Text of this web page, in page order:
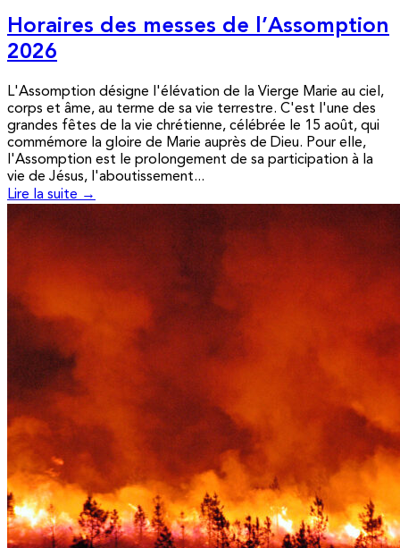
Horaires des messes de l’Assomption
2026
L'Assomption désigne l'élévation de la Vierge Marie au ciel,
corps et âme, au terme de sa vie terrestre. C'est l'une des
grandes fêtes de la vie chrétienne, célébrée le 15 août, qui
commémore la gloire de Marie auprès de Dieu. Pour elle,
l'Assomption est le prolongement de sa participation à la
vie de Jésus, l'aboutissement...
Lire la suite →